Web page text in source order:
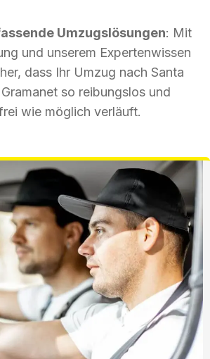
Umzugslösungen: Mit
und unserem Expertenwissen
dass Ihr Umzug nach Santa
so reibungslos und
wie möglich verläuft.